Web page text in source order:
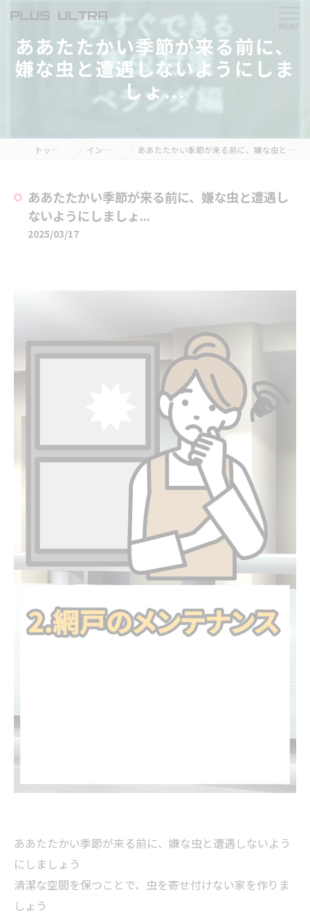
ああたたかい季節が来る前に、
嫌な虫と遭遇しないようにしま
しょ...
トップページ インスタ掲載 ああたたかい季節が来る前に、嫌な虫と遭遇しないようにしましょ...
ああたたかい季節が来る前に、嫌な虫と遭遇し
ないようにしましょ...
2025/03/17
ああたたかい季節が来る前に、嫌な虫と遭遇しないよう
にしましょう
清潔な空間を保つことで、虫を寄せ付けない家を作りま
しょう